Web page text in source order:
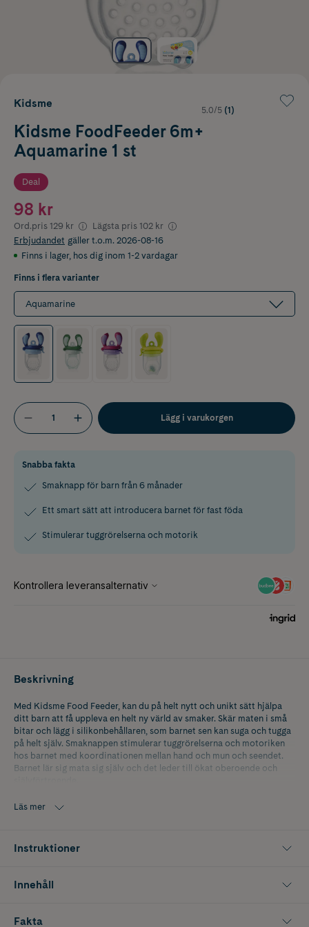
Kidsme
5.0/5 (1)
Kidsme FoodFeeder 6m+
Aquamarine 1 st
Deal
98 kr
Ord.pris 129 kr Lägsta pris 102 kr
Erbjudandet gäller t.o.m. 2026-08-16
Finns i lager, hos dig inom 1-2 vardagar
Finns i flera varianter
Aquamarine
Lägg i varukorgen
Snabba fakta
Smaknapp för barn från 6 månader
Ett smart sätt att introducera barnet för fast föda
Stimulerar tuggrörelserna och motorik
Beskrivning
Med Kidsme Food Feeder, kan du på helt nytt och unikt sätt hjälpa
ditt barn att få uppleva en helt ny värld av smaker. Skär maten i små
bitar och lägg i silikonbehållaren, som barnet sen kan suga och tugga
på helt själv. Smaknappen stimulerar tuggrörelserna och motoriken
hos barnet med koordinationen mellan hand och mun och seendet.
Barnet lär sig mata sig själv och det leder till ökat oberoende och
​Att prova på nya smaker är viktigt för barnets utveckling. Redan när
däremot försiktig med söt mat. För eller senare kommer barnet i
Läs mer
Instruktioner
Innehåll
Fakta